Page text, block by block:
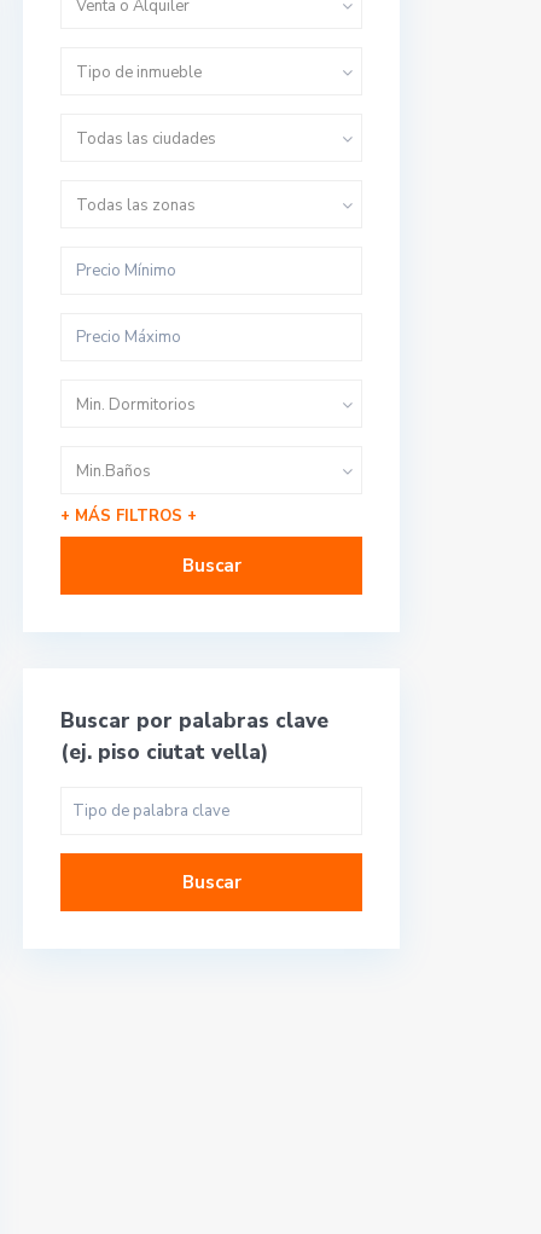
Venta o Alquiler
Tipo de inmueble
Todas las ciudades
Todas las zonas
Min. Dormitorios
Min.Baños
+ MÁS FILTROS +
Buscar
Buscar por palabras clave
(ej. piso ciutat vella)
Buscar